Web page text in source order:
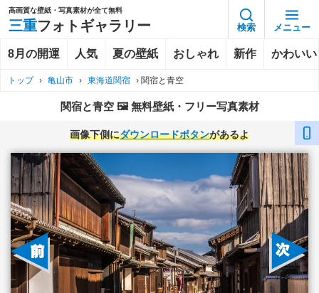
高画質な壁紙・写真素材が全て無料
三重フォトギャラリー 検索 メニュー
8月の開運 人気 夏の壁紙 おしゃれ 新作 かわいい
トップ › 亀山市 › 東海道関宿 › 関宿と青空
関宿と青空 🖼️ 無料壁紙・フリー写真素材
画像下側にダウンロードボタンがあるよ